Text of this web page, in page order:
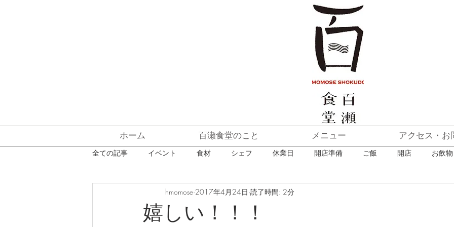
全ての記事 イベント 食材 シェフ 休業日 開店準備 ご飯 開店 お飲物
貸し切り 新メニュー アラカルト
嬉しい！！！
hmomose 2017年4月24日 読了時間: 2分
ホーム 百瀬食堂のこと メニュー アクセス・お